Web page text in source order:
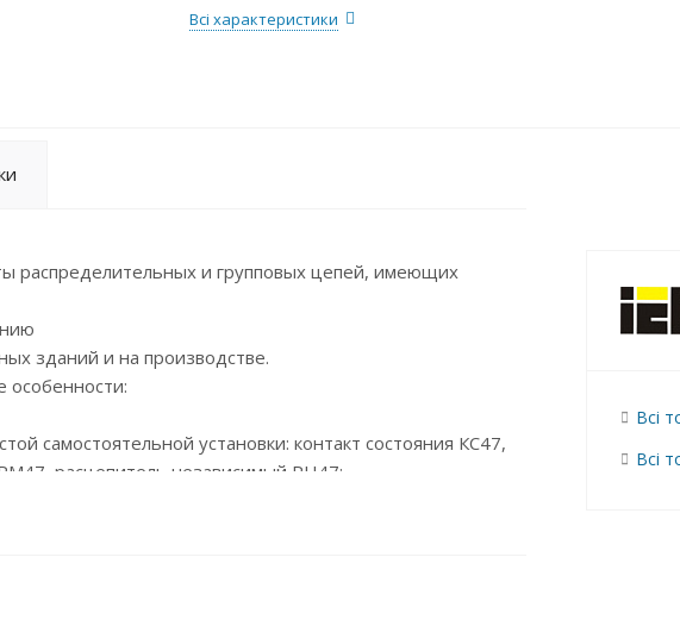
Всі характеристики
распределительных и групповых цепей, имеющих
зданий и на производстве.
самостоятельной установки: контакт состояния КС47,
расцепитель независимый РН47;
площадью контакта;
Всі
Всі